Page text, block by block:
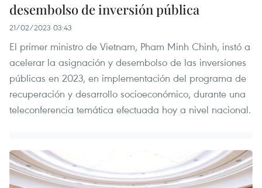
desembolso de inversión pública
21/02/2023 03:43
El primer ministro de Vietnam, Pham Minh Chinh, instó a
acelerar la asignación y desembolso de las inversiones
públicas en 2023, en implementación del programa de
recuperación y desarrollo socioeconómico, durante una
teleconferencia temática efectuada hoy a nivel nacional.